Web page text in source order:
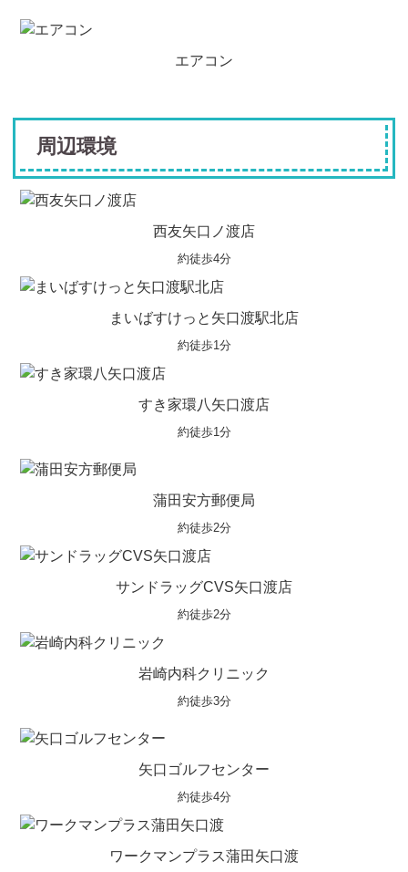
エアコン
周辺環境
西友矢口ノ渡店
約徒歩4分
まいばすけっと矢口渡駅北店
約徒歩1分
すき家環八矢口渡店
約徒歩1分
蒲田安方郵便局
約徒歩2分
サンドラッグCVS矢口渡店
約徒歩2分
岩崎内科クリニック
約徒歩3分
矢口ゴルフセンター
約徒歩4分
ワークマンプラス蒲田矢口渡